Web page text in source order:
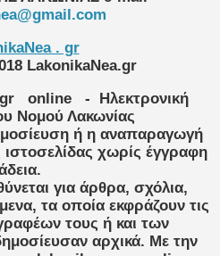
. gr
LakonikaNea.gr
online
- Ηλεκτρονική
Νομού Λακωνίας
ή η αναπαραγωγή
χωρίς έγγραφη
για άρθρα, σχόλια,
τα οποία εκφράζουν τις
τους ή και των
αρχικά. Με την